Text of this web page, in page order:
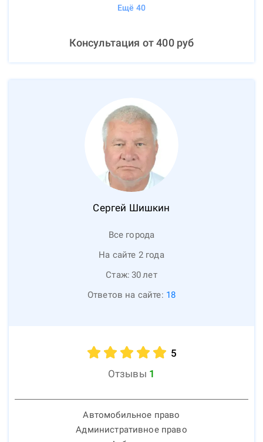
Ещё 40
Консультация от400руб
Сергей Шишкин
Все города
На сайте 2 года
Стаж: 30лет
Ответов на сайте: 18
5
Отзывы 1
Автомобильное право
Административное право